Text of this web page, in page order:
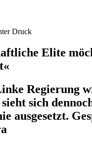
Druck
Elite
Regierung
sich
ausgesetzt.